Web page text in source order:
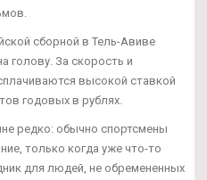
сборной в Тель-Авиве
голову. За скорость и
высокой ставкой
годовых в рублях.
редко: обычно спортсмены
только когда уже что-то
для людей, не обремененных